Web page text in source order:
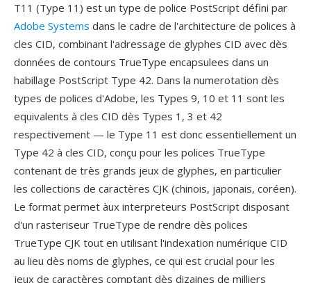
T11 (Type 11) est un type de police PostScript défini par
Adobe Systems dans le cadre de l'architecture de polices à
cles CID, combinant l'adressage de glyphes CID avec dès
données de contours TrueType encapsulees dans un
habillage PostScript Type 42. Dans la numerotation dès
types de polices d'Adobe, les Types 9, 10 et 11 sont les
equivalents à cles CID dès Types 1, 3 et 42
respectivement — le Type 11 est donc essentiellement un
Type 42 à cles CID, conçu pour les polices TrueType
contenant de très grands jeux de glyphes, en particulier
les collections de caractères CJK (chinois, japonais, coréen).
Le format permet àux interpreteurs PostScript disposant
d'un rasteriseur TrueType de rendre dès polices
TrueType CJK tout en utilisant l'indexation numérique CID
au lieu dès noms de glyphes, ce qui est crucial pour les
jeux de caractères comptant dès dizaines de milliers